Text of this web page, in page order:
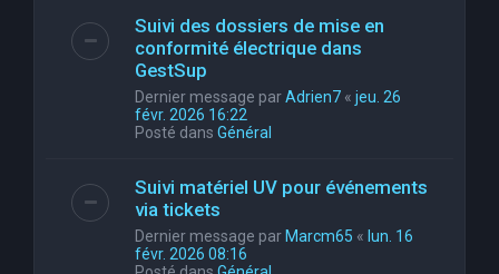
Suivi des dossiers de mise en
conformité électrique dans
GestSup
Dernier message parAdrien7 « jeu. 26
févr. 2026 16:22
Posté dans Général
Suivi matériel UV pour événements
via tickets
Dernier message par Marcm65 « lun. 16
févr. 2026 08:16